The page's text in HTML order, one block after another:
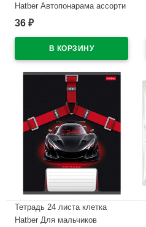
Hatber Автопонарама ассорти
арт 18Т5В2
36 ₽
Тетрадь 24 листа клетка
Hatber Для мальчиков